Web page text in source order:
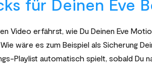
Video erfährst, wie Du Deinen Eve
wäre es zum Beispiel als Sicherung
Playlist automatisch spielt, sobald Du